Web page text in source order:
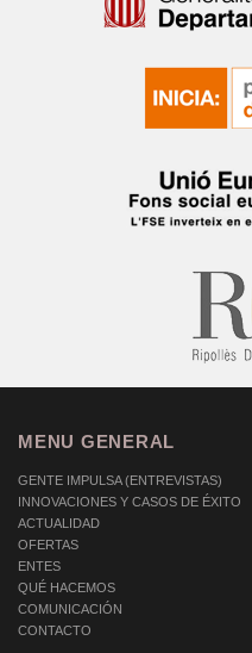
MENU GENERAL
GENTE IMPULSA (ENTREVISTAS)
INNOVACIONES Y CASOS DE ÉXITO
ACTUALIDAD
OFERTAS
ENTES
QUÉ HACEMOS
COMUNICACIÓN
CONTACTO